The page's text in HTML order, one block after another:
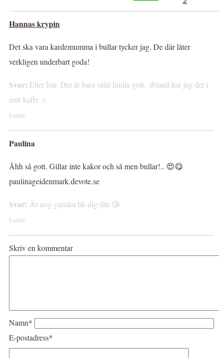
Hannas krypin
Det ska vara kardemumma i bullar tycker jag. De där låter
verkligen underbart goda!
Svar: Eller hur. Det är bara sååå himla gott.. ibland har jag det i
mitt kaffe :)
Linda
Paulina
Åhh så gott. Gillar inte kakor och så men bullar!.. 😍😋
paulinageidenmark.devote.se
Svar: Är nog ganska lik dig där 😘
Linda
Skriv en kommentar
Namn*
E-postadress*